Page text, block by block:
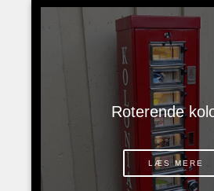
Roterende
LÆS MERE